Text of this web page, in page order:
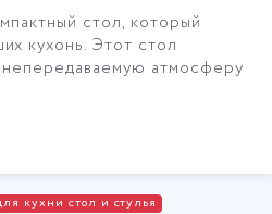
стол, который
кухонь. Этот стол
атмосферу
кухни стол и стулья